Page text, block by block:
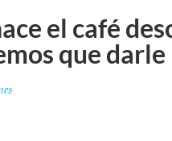
el café
que darle